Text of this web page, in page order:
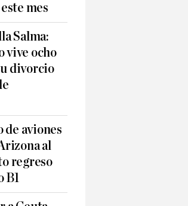
mes
Salma:
vive ocho
divorcio
de aviones
al
regreso
B1